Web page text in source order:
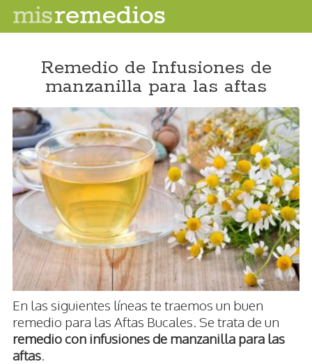
Remedio de Infusiones de
manzanilla para las aftas
En las siguientes líneas te traemos un buen
remedio para las Aftas Bucales. Se trata de un
remedio con infusiones de manzanilla para las
aftas